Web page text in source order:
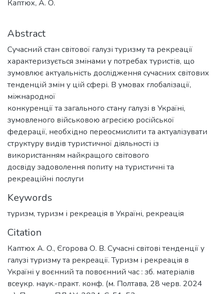
Каптюх, А. О.
Abstract
Сучасний стан світової галузі туризму та рекреації
характеризується змінами у потребах туристів, що
зумовлює актуальність дослідження сучасних світових
тенденцій змін у цій сфері. В умовах глобалізації,
міжнародної
конкуренції та загального стану галузі в Україні,
зумовленого військовою агресією російської
федерації, необхідно переосмислити та актуалізувати
структуру видів туристичної діяльності із
використанням найкращого світового
досвіду задоволення попиту на туристичні та
рекреаційні послуги
Keywords
туризм, туризм і рекреація в Україні, рекреація
Citation
Каптюх А. О., Єгорова О. В. Сучасні світові тенденції у
галузі туризму та рекреації. Туризм і рекреація в
Україні у воєнний та повоєнний час : зб. матеріалів
всеукр. наук.-практ. конф. (м. Полтава, 28 черв. 2024